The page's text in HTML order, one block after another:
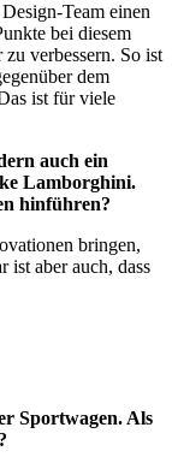
Team einen
bei diesem
verbessern. So ist
dem
ist für viele
auch ein
Lamborghini.
hinführen?
bringen,
ist aber auch, dass
Sportwagen. Als